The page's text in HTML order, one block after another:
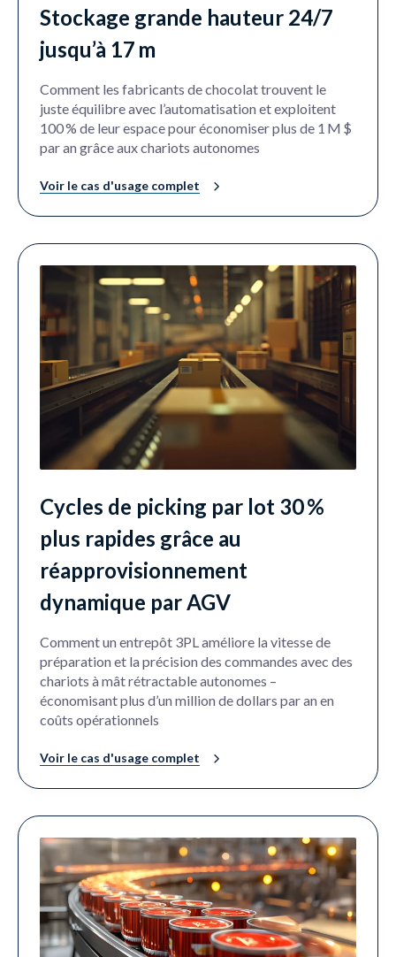
Stockage grande hauteur 24/7
jusqu’à 17 m
Comment les fabricants de chocolat trouvent le
juste équilibre avec l’automatisation et exploitent
100 % de leur espace pour économiser plus de 1 M $
par an grâce aux chariots autonomes
Voir le cas d'usage complet
Cycles de picking par lot 30 %
plus rapides grâce au
réapprovisionnement
dynamique par AGV
Comment un entrepôt 3PL améliore la vitesse de
préparation et la précision des commandes avec des
chariots à mât rétractable autonomes –
économisant plus d’un million de dollars par an en
coûts opérationnels
Voir le cas d'usage complet